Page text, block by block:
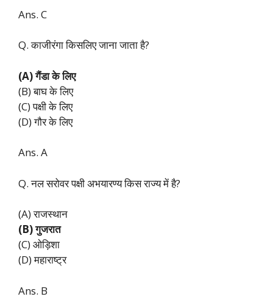
Ans. C
Q. काजीरंगा किसलिए जाना जाता है?
(A) गैंडा के लिए
(B) बाघ के लिए
(C) पक्षी के लिए
(D) गौर के लिए
Ans. A
Q. नल सरोवर पक्षी अभयारण्य किस राज्य में है?
(A) राजस्थान
(B) गुजरात
(C) ओड़िशा
(D) महाराष्ट्र
Ans. B